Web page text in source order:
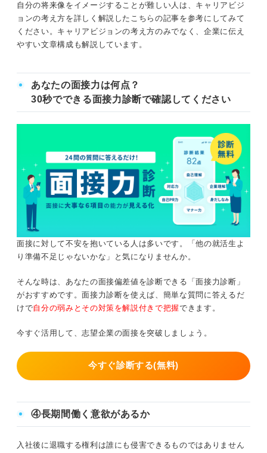
自分の将来像をイメージすることが難しい人は、キャリアビジ
ョンの考え方を詳しく解説したこちらの記事を参考にしてみて
ください。キャリアビジョンの考え方のみでなく、企業に伝え
やすい文章構成も解説しています。
あなたの面接力は何点？
30秒でできる面接力診断で確認してください
面接に対して不安を抱いている人は多いです。「他の就活生よ
り準備不足じゃないかな」と気になりませんか。
そんな時は、あなたの面接偏差値を診断できる「面接力診断」
がおすすめです。面接力診断を使えば、簡単な質問に答えるだ
けで自分の弱みとその対策を解説付きで把握できます。
今すぐ活用して、志望企業の面接を突破しましょう。
今すぐ診断する(無料)
④長期間働く意欲があるか
入社後に退職する権利は誰にも侵害できるものではありません